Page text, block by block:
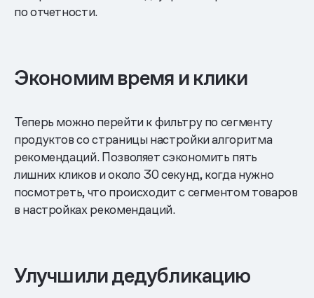
по отчетности.
Экономим время и клики
Теперь можно перейти к фильтру по сегменту
продуктов со страницы настройки алгоритма
рекомендаций. Позволяет сэкономить пять
лишних кликов и около 30 секунд, когда нужно
посмотреть, что происходит с сегментом товаров
в настройках рекомендаций.
Улучшили дедубликацию